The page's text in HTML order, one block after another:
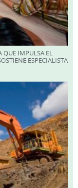
QUE IMPULSA EL
ESPECIALISTA